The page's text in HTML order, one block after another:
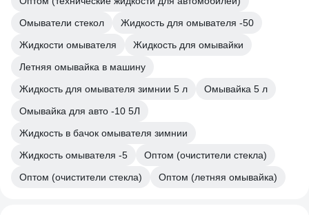
Омыватели стекол
Жидкость для омывателя -50
Жидкости омывателя
Жидкость для омывайки
Летняя омывайка в машину
Жидкость для омывателя зимнии 5 л
Омывайка 5 л
Омывайка для авто -10 5Л
Жидкость в бачок омывателя зимнии
Жидкость омывателя -5
Оптом (очистители стекла)
Оптом (очистители стекла)
Оптом (летняя омывайка)